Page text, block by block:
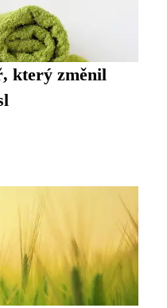
který změnil